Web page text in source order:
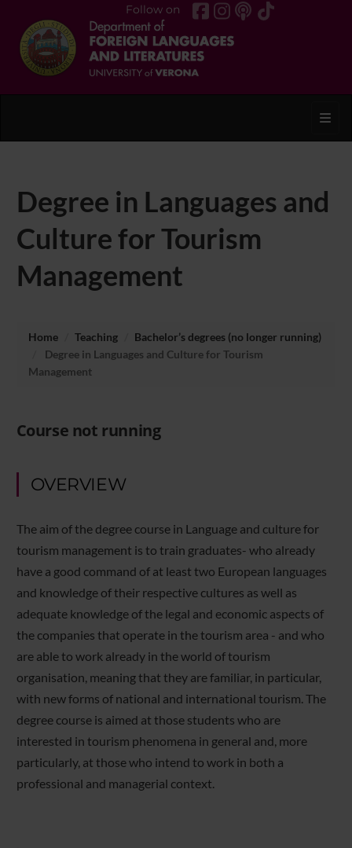
Follow on
Degree in Languages and
Culture for Tourism
Management
Home Teaching
Bachelor’s degrees (no longer running)
Degree in Languages and Culture for Tourism
Management
Course not running
OVERVIEW
The aim of the degree course in Language and culture for
tourism management is to train graduates- who already
have a good command of at least two European languages
and knowledge of their respective cultures as well as
adequate knowledge of the legal and economic aspects of
the companies that operate in the tourism area - and who
are able to work already in the world of tourism
organisation, meaning that they are familiar, in particular,
with new forms of national and international tourism. The
degree course is aimed at those students who are
interested in tourism phenomena in general and, more
particularly, at those who intend to work in both a
professional and managerial context.